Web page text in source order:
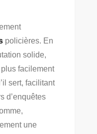
policières. En
solide,
facilement
sert, facilitant
d’enquêtes
une